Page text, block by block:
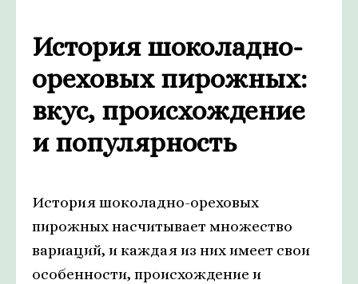
История шоколадно-
ореховых пирожных:
вкус, происхождение
и популярность
История шоколадно-ореховых
пирожных насчитывает множество
вариаций, и каждая из них имеет свои
особенности, происхождение и